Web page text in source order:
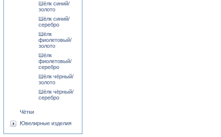
Шёлк синий/
золото
Шёлк синий/
серебро
Шёлк
фиолетовый/
золото
Шёлк
фиолетовый/
серебро
Шёлк чёрный/
золото
Шёлк чёрный/
серебро
Чётки
Ювелирные изделия